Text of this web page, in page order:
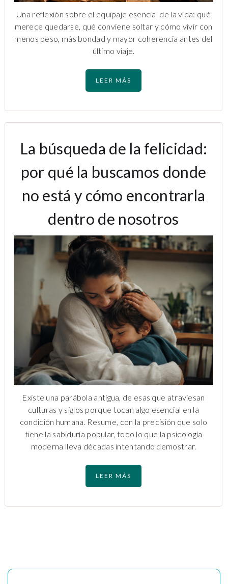
Una reflexión sobre el equipaje esencial de la vida: qué
merece quedarse, qué conviene soltar y cómo vivir con
menos peso, más bondad y mayor coherencia antes del
último viaje.
LEER MÁS
La búsqueda de la felicidad:
por qué la buscamos donde
no está y cómo encontrarla
dentro de nosotros
Existe una parábola antigua, de esas que atraviesan
culturas y siglos porque tocan algo esencial en la
condición humana. Resume, con la precisión que solo
tiene la sabiduría popular, todo lo que la psicología
moderna lleva décadas intentando demostrar.
LEER MÁS